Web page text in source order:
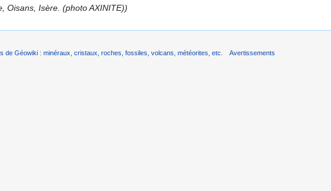
Oisans, Isère. (photo AXINITE))
de Géowiki : minéraux, cristaux, roches, fossiles, volcans, météorites, etc. Avertissements